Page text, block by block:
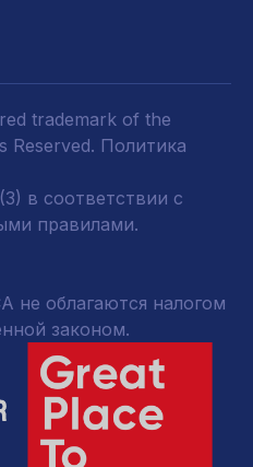
trademark of the
Reserved. Политика
в соответствии с
правилами.
не облагаются налогом
законом.